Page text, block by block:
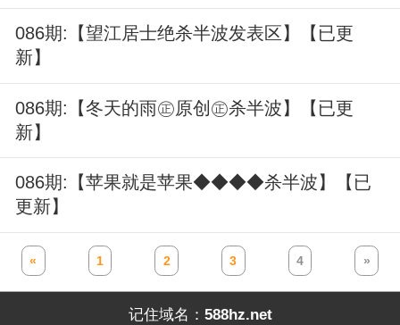
086期:【望江居士绝杀半波发表区】【已更
新】
086期:【冬天的雨㊣原创㊣杀半波】【已更
新】
086期:【苹果就是苹果◆◆◆◆杀半波】【已
更新】
« 1 2 3 4 »
记住域名： 588hz.net